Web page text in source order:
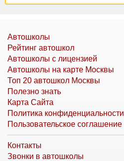
Автошколы
Рейтинг автошкол
Автошколы с лицензией
Автошколы на карте Москвы
Топ 20 автошкол Москвы
Полезно знать
Карта Сайта
Политика конфиденциальности
Пользовательское соглашение
Контакты
Звонки в автошколы